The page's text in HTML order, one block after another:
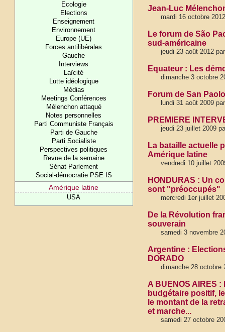
Ecologie
Elections
Enseignement
Environnement
Europe (UE)
Forces antilibérales
Gauche
Interviews
Laïcité
Lutte idéologique
Médias
Meetings Conférences
Mélenchon attaqué
Notes personnelles
Parti Communiste Français
Parti de Gauche
Parti Socialiste
Perspectives politiques
Revue de la semaine
Sénat Parlement
Social-démocratie PSE IS
Amérique latine
USA
Jean-Luc
mardi 16 octobre 2012
Le forum de São
sud-américaine
jeudi 23 août 2012
Equateur : Les
dimanche 3 octobre
Forum de San
lundi 31 août 2009
PREMIERE
jeudi 23 juillet 2009
La bataille actuelle
Amérique latine
vendredi 10 juillet
HONDURAS : Un
sont "préoccupés"
mercredi 1er juillet
De la Révolution
souverain
samedi 3 novembre
Argentine :
DORADO
dimanche 28 octobre
A BUENOS AIRES
budgétaire positif,
le montant de la
et marche...
samedi 27 octobre